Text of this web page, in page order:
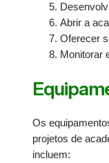
Abrir a
Oferecer
Monitorar
Os
projetos de
incluem: